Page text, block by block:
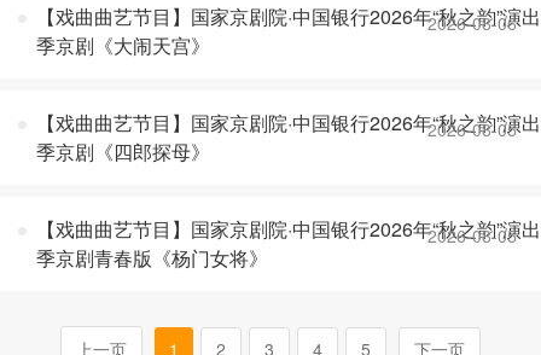
【戏曲曲艺节目】国家京剧院·中国银行2026年“秋之韵”演出
季京剧《大闹天宫》
2026-08-06
【戏曲曲艺节目】国家京剧院·中国银行2026年“秋之韵”演出
季京剧《四郎探母》
2026-08-05
【戏曲曲艺节目】国家京剧院·中国银行2026年“秋之韵”演出
季京剧青春版《杨门女将》
2026-08-05
上一页 1 2 3 4 5 下一页